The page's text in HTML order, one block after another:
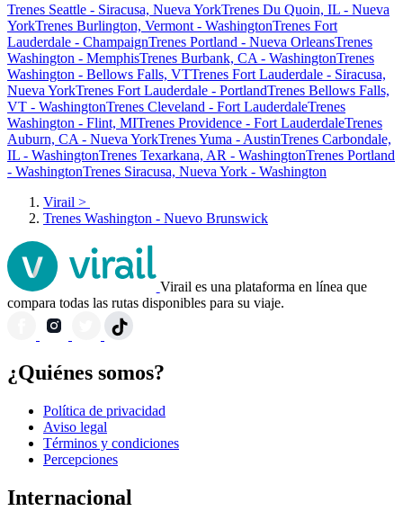
Trenes Seattle - Siracusa, Nueva YorkTrenes Du Quoin, IL - Nueva
YorkTrenes Burlington, Vermont - WashingtonTrenes Fort
Lauderdale - ChampaignTrenes Portland - Nueva OrleansTrenes
Washington - MemphisTrenes Burbank, CA - WashingtonTrenes
Washington - Bellows Falls, VTTrenes Fort Lauderdale - Siracusa,
Nueva YorkTrenes Fort Lauderdale - PortlandTrenes Bellows Falls,
VT - WashingtonTrenes Cleveland - Fort LauderdaleTrenes
Washington - Flint, MITrenes Providence - Fort LauderdaleTrenes
Auburn, CA - Nueva YorkTrenes Yuma - AustinTrenes Carbondale,
IL - WashingtonTrenes Texarkana, AR - WashingtonTrenes Portland
- WashingtonTrenes Siracusa, Nueva York - Washington
Virail >
Trenes Washington - Nuevo Brunswick
Virail es una plataforma en línea que
compara todas las rutas disponibles para su viaje.
¿Quiénes somos?
Política de privacidad
Aviso legal
Términos y condiciones
Percepciones
Internacional